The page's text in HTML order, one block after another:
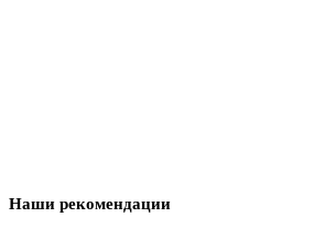
Наши рекомендации